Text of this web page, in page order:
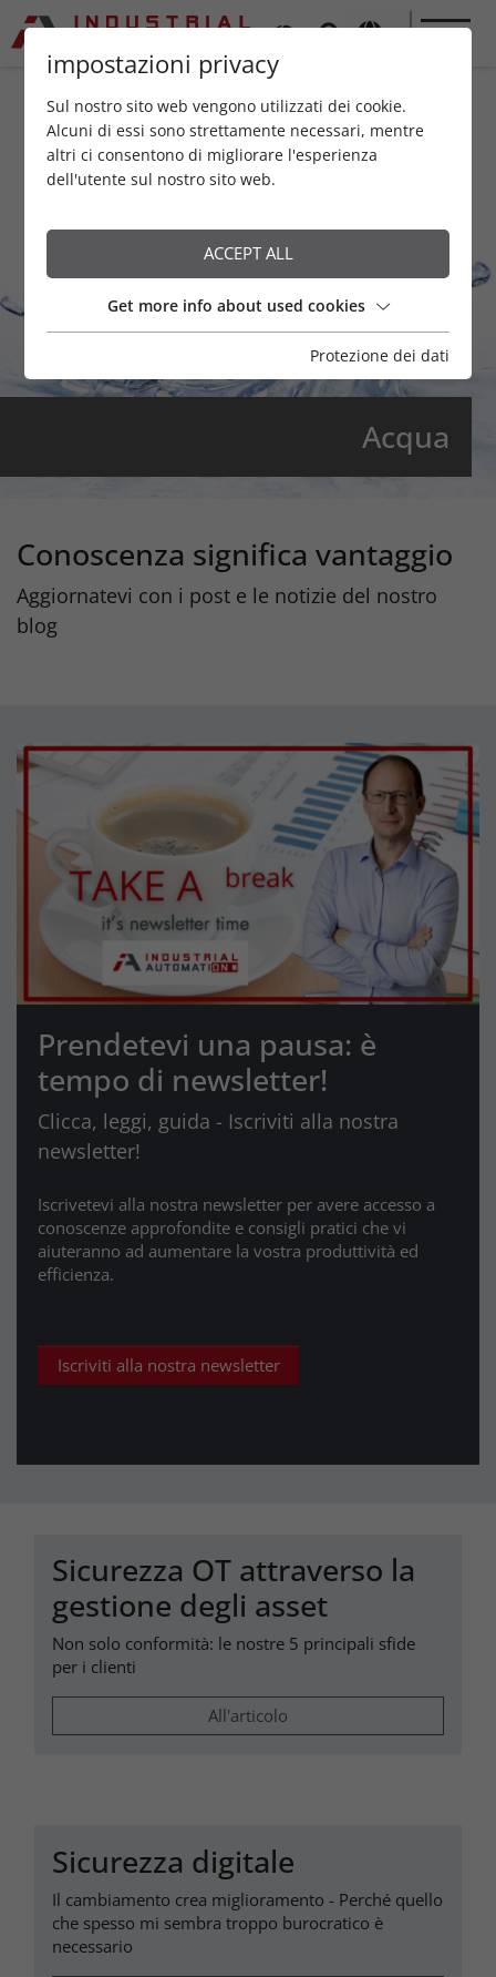
Acqua
Conoscenza significa vantaggio
Aggiornatevi con i post e le notizie del nostro
blog
Prendetevi una pausa: è
tempo di newsletter!
Clicca, leggi, guida - Iscriviti alla nostra
newsletter!
Iscrivetevi alla nostra newsletter per avere accesso a
conoscenze approfondite e consigli pratici che vi
aiuteranno ad aumentare la vostra produttività ed
efficienza.
Iscriviti alla nostra newsletter
Sicurezza OT attraverso la
gestione degli asset
Non solo conformità: le nostre 5 principali sfide
per i clienti
All'articolo
Sicurezza digitale
Il cambiamento crea miglioramento - Perché quello
che spesso mi sembra troppo burocratico è
necessario
impostazioni privacy
Sul nostro sito web vengono utilizzati dei cookie.
Alcuni di essi sono strettamente necessari, mentre
altri ci consentono di migliorare l'esperienza
dell'utente sul nostro sito web.
ACCEPT ALL
Get more info about used cookies
Protezione dei dati